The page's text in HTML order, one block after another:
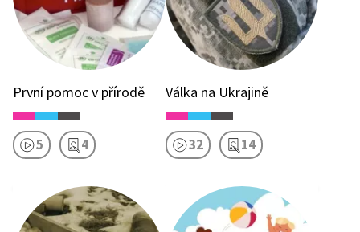
První pomoc v přírodě
5 4
Válka na Ukrajině
32 14